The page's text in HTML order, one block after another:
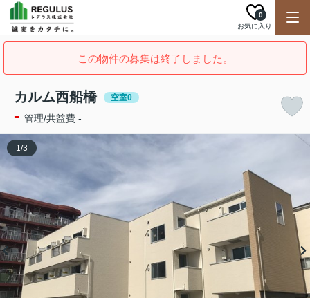
お気に入り
0
この物件の募集は終了しました。
カルム西船橋 空室0
- 管理/共益費 -
1/3